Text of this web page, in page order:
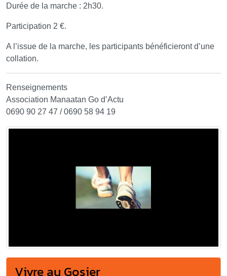
Durée de la marche : 2h30.
Participation 2 €.
A l’issue de la marche, les participants bénéficieront d’une
collation.
Renseignements
Association Manaatan Go d’Actu
0690 90 27 47 / 0690 58 94 19
Vivre au Gosier